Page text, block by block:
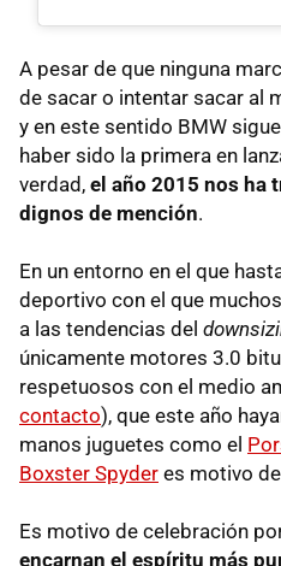
A pesar de que ninguna
de sacar o intentar sacar al
y en este sentido BMW
haber sido la primera en
verdad, el año 2015 nos ha
dignos de mención.
En un entorno en el que
deportivo con el que
a las tendencias del
únicamente motores 3.0
respetuosos con el medio
contacto), que este año
manos juguetes como el
Boxster Spyder es motivo
Es motivo de celebración
encarnan el espíritu más